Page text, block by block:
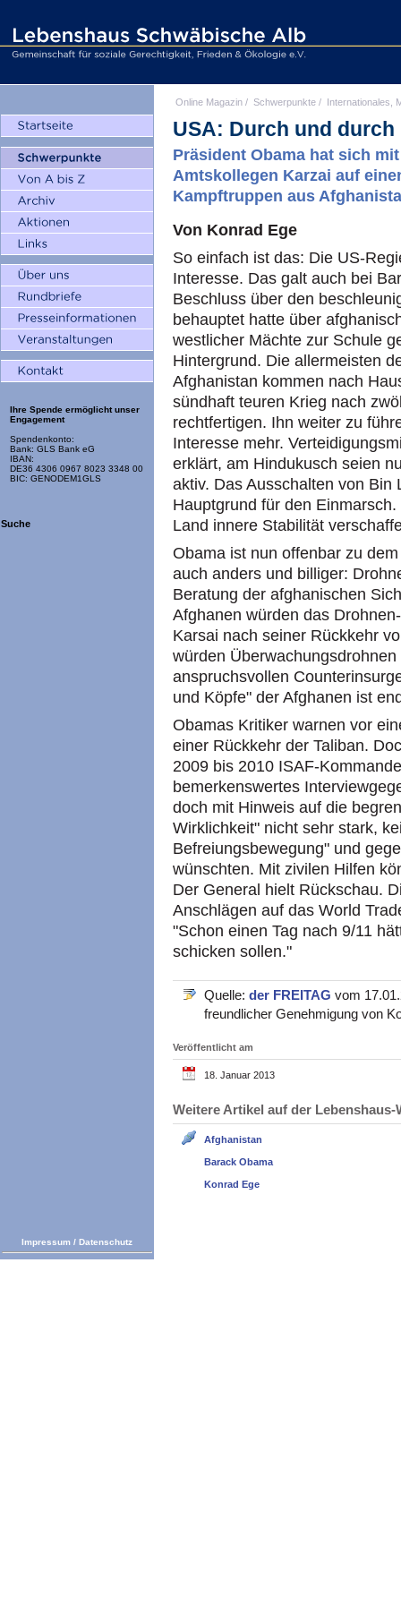
Ihre Spende ermöglicht unser
Engagement
Spendenkonto:
Bank: GLS Bank eG
IBAN:
DE36 4306 0967 8023 3348 00
BIC: GENODEM1GLS
Suche
Online Magazin / Schwerpunkte / Internationales,
USA: Durch und
Präsident Obama hat sich
Amtskollegen Karzai auf
Kampftruppen aus
Von Konrad Ege
So einfach ist das: Die US-
Interesse. Das galt auch bei
Beschluss über den
behauptet hatte über
westlicher Mächte zur Schule
Hintergrund. Die allermeisten
Afghanistan kommen nach
sündhaft teuren Krieg nach
rechtfertigen. Ihn weiter zu
Interesse mehr.
erklärt, am Hindukusch seien
aktiv. Das Ausschalten von
Hauptgrund für den
Land innere Stabilität
Obama ist nun offenbar zu
auch anders und billiger:
Beratung der afghanischen
Afghanen würden das
Karsai nach seiner Rückkehr
würden
anspruchsvollen
und Köpfe" der Afghanen ist
Obamas Kritiker warnen vor
einer Rückkehr der Taliban.
2009 bis 2010 ISAF-
bemerkenswertes
doch mit Hinweis auf die
Wirklichkeit" nicht sehr stark,
Befreiungsbewegung" und
wünschten. Mit zivilen Hilfen
Der General hielt Rückschau.
Anschlägen auf das World
"Schon einen Tag nach 9/11
schicken sollen."
Quelle: der FREITAG vom
freundlicher Genehmigung von
Veröffentlicht am
18. Januar 2013
Weitere Artikel auf der
Afghanistan
Barack Obama
Konrad Ege
Impressum / Datenschutz